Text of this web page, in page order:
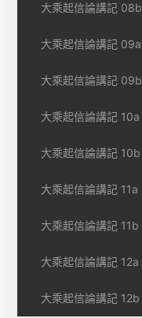
大乘起信論講記 08b
大乘起信論講記 09a
大乘起信論講記 09b
大乘起信論講記 10a
大乘起信論講記 10b
大乘起信論講記 11a
大乘起信論講記 11b
大乘起信論講記 12a
大乘起信論講記 12b